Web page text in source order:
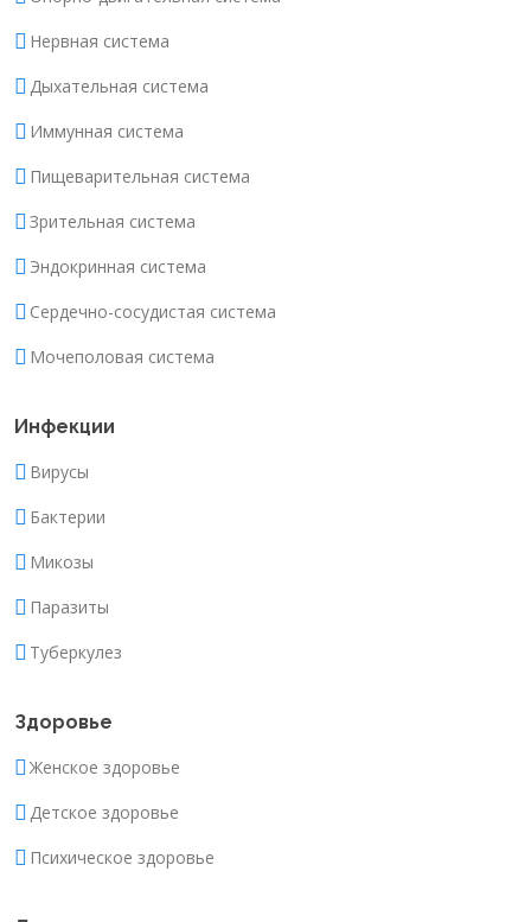
Нервная система
Дыхательная система
Иммунная система
Пищеварительная система
Зрительная система
Эндокринная система
Сердечно-сосудистая система
Мочеполовая система
Инфекции
Вирусы
Бактерии
Микозы
Паразиты
Туберкулез
Здоровье
Женское здоровье
Детское здоровье
Психическое здоровье